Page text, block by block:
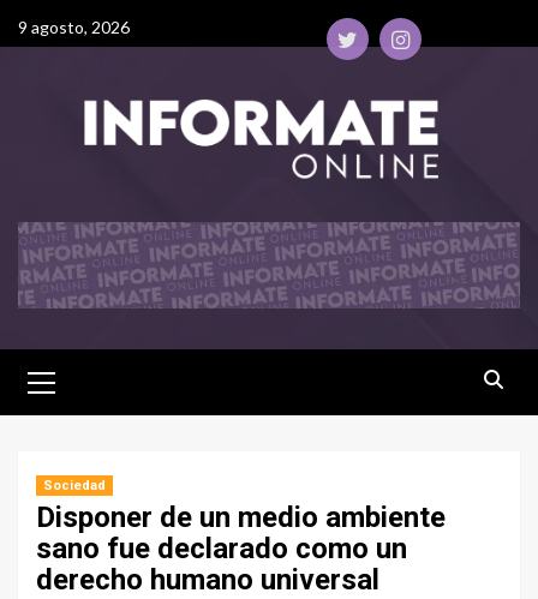
9 agosto, 2026
Sociedad
Disponer de un medio ambiente
sano fue declarado como un
derecho humano universal